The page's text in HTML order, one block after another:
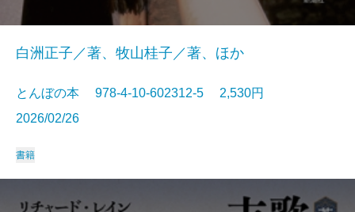
白洲正子／著、牧山桂子／著、ほか
とんぼの本 978-4-10-602312-5 2,530円
2026/02/26
書籍